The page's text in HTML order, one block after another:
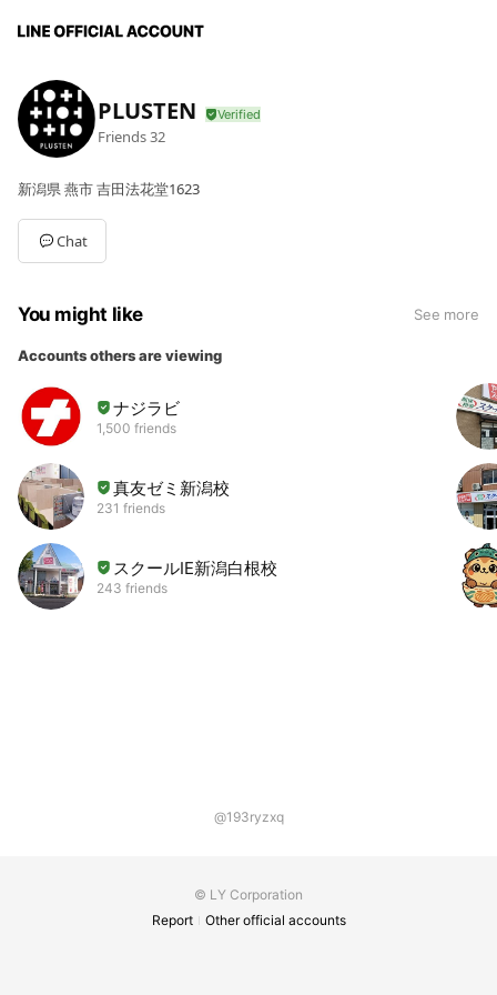
PLUSTEN
Friends32
新潟県 燕市 吉田法花堂1623
Chat
You might like See more
Accounts others are viewing
ナジラビ
1,500 friends
真友ゼミ新潟校
231 friends
スクールIE新潟白根校
243 friends
@193ryzxq
© LY Corporation
Report
Other official accounts